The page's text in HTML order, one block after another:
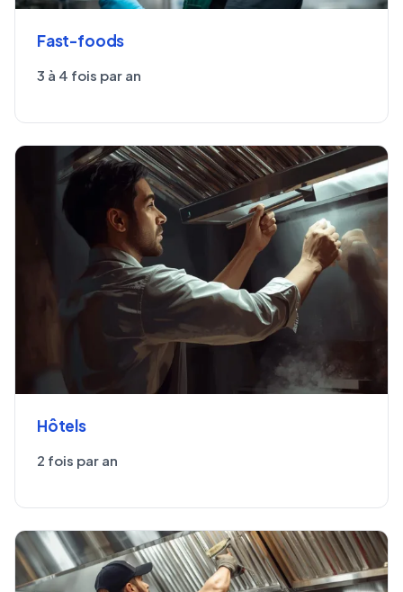
Fast-foods
3 à 4 fois par an
Hôtels
2 fois par an